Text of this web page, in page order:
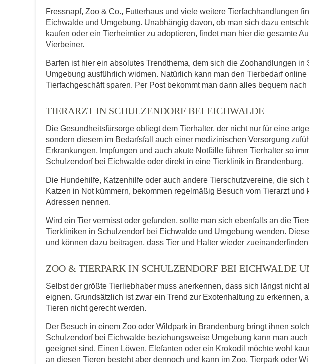
Mit Absenden der Daten akzeptiere ich die
Fressnapf, Zoo & Co., Futterhaus und viele weitere Tierfachhandlungen
Eichwalde und Umgebung. Unabhängig davon, ob man sich dazu
kaufen oder ein Tierheimtier zu adoptieren, findet man hier die gesamte
Vierbeiner.
Barfen ist hier ein absolutes Trendthema, dem sich die Zoohandlungen
Umgebung ausführlich widmen. Natürlich kann man den Tierbedarf
Tierfachgeschäft sparen. Per Post bekommt man dann alles bequem
TIERARZT IN SCHULZENDORF BEI EICHWALDE
Die Gesundheitsfürsorge obliegt dem Tierhalter, der nicht nur für eine
sondern diesem im Bedarfsfall auch einer medizinischen Versorgung
Erkrankungen, Impfungen und auch akute Notfälle führen Tierhalter so
Schulzendorf bei Eichwalde oder direkt in eine Tierklinik in Brandenburg.
Die Hundehilfe, Katzenhilfe oder auch andere Tierschutzvereine, die
Katzen in Not kümmern, bekommen regelmäßig Besuch vom Tierarzt
Adressen nennen.
Wird ein Tier vermisst oder gefunden, sollte man sich ebenfalls an die
Tierkliniken in Schulzendorf bei Eichwalde und Umgebung wenden.
und können dazu beitragen, dass Tier und Halter wieder
ZOO & TIERPARK IN SCHULZENDORF BEI EICHWALDE
Selbst der größte Tierliebhaber muss anerkennen, dass sich längst nicht
eignen. Grundsätzlich ist zwar ein Trend zur Exotenhaltung zu erkennen,
Tieren nicht gerecht werden.
Der Besuch in einem Zoo oder Wildpark in Brandenburg bringt ihnen
Schulzendorf bei Eichwalde beziehungsweise Umgebung kann man
geeignet sind. Einen Löwen, Elefanten oder ein Krokodil möchte wohl
an diesen Tieren besteht aber dennoch und kann im Zoo, Tierpark oder